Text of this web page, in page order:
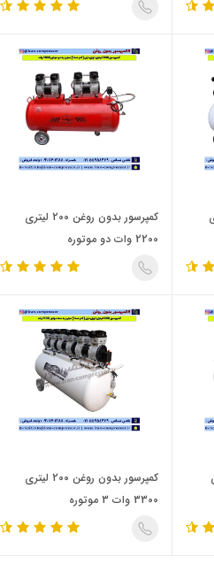
کمپرسور بدون روغن 200 لیتری
2200 وات دو موتوره
کمپرسور بدون روغن 200 لیتری
3300 وات 3 موتوره